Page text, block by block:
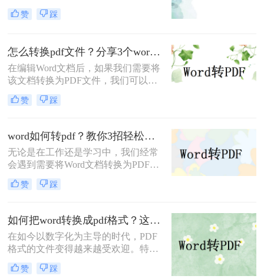
脑word怎么转pdf呢？文中简易讲解
下，想要了解word转pdf的朋友就收藏
赞 踩
怎么转换pdf文件？分享3个word转pd的方法！
在编辑Word文档后，如果我们需要将
该文档转换为PDF文件，我们可以使
用另存为或导出方法，以便修改后的
Word文档可以转换为PDF文件。如果
以试试用转转大师PDF转换器，可以
批量将怎么转换pdf文件，那么具体要
怎么word转pdf呢？
赞 踩
word如何转pdf？教你3招轻松搞定！
无论是在工作还是学习中，我们经常
会遇到需要将Word文档转换为PDF格
式的需求。传统的做法是通过打印功
能将Word文档打印为PDF文件，然而
满足我们快速转换文档的需求。那么
有没有一种更加简单易学、高效便捷
的方法来实现Word转PDF呢？答案是
肯定的！下面就为大家介绍word如何
转pdf的方法。
赞 踩
如何把word转换成pdf格式？这三种方法教你如何转换！
在如今以数字化为主导的时代，PDF
格式的文件变得越来越受欢迎。特别
是在一些重要的场合，如简历、商业
文件和学术研究，转换为PDF格式能
赞 踩